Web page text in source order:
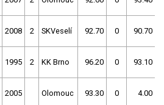
2008 2 SKVeselí 92.70 0 90.70
1995 2 KK Brno 96.20 0 93.10
2005 Olomouc 93.30 0 4.00